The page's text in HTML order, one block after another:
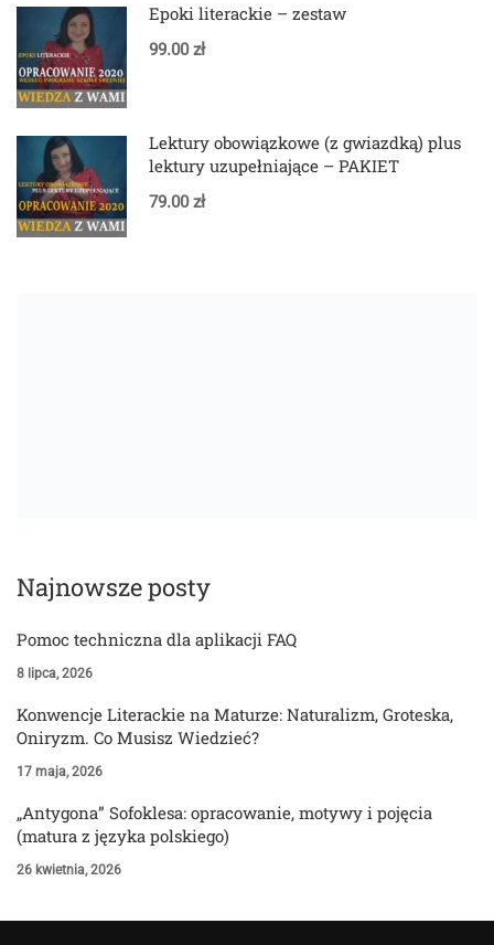
Epoki literackie – zestaw
99.00 zł
Lektury obowiązkowe (z gwiazdką) plus
lektury uzupełniające – PAKIET
79.00 zł
Najnowsze posty
Pomoc techniczna dla aplikacji FAQ
8 lipca, 2026
Konwencje Literackie na Maturze: Naturalizm, Groteska,
Oniryzm. Co Musisz Wiedzieć?
17 maja, 2026
„Antygona” Sofoklesa: opracowanie, motywy i pojęcia
(matura z języka polskiego)
26 kwietnia, 2026